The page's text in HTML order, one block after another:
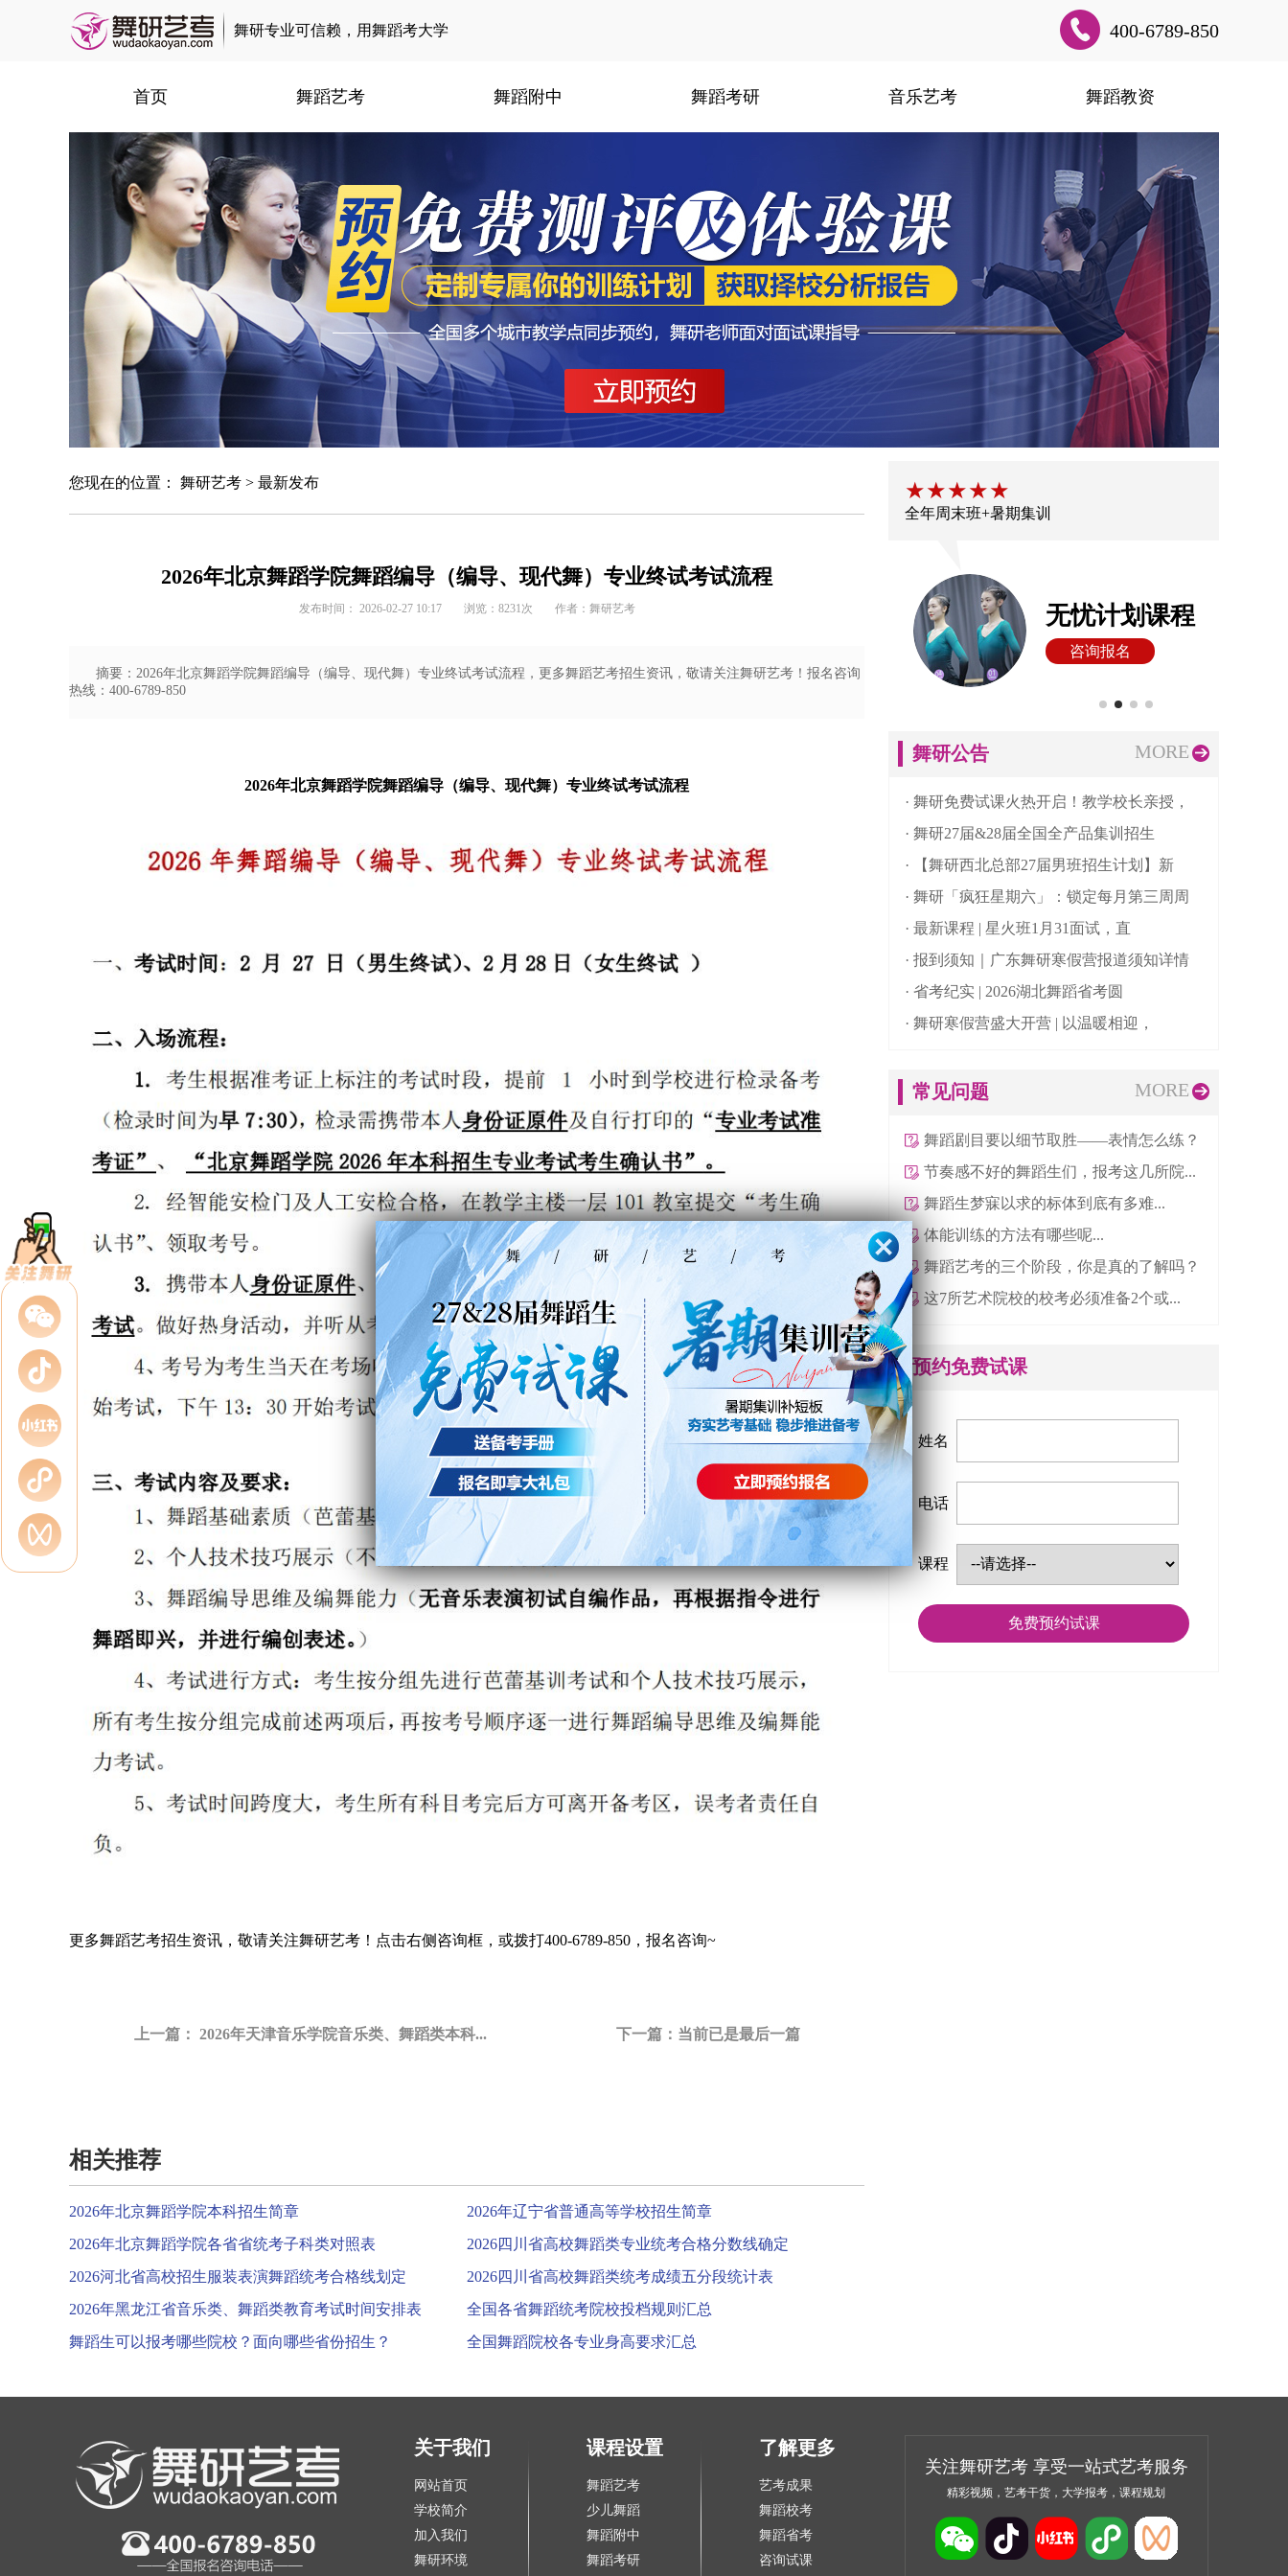
舞研专业可信赖，用舞蹈考大学 400-6789-850
首页 舞蹈艺考 舞蹈附中 舞蹈考研 音乐艺考 舞蹈教资
您现在的位置： 舞研艺考 > 最新发布
2026年北京舞蹈学院舞蹈编导（编导、现代舞）专业终试考试流程
发布时间： 2026-02-27 10:17 浏览： 8231次 作者：舞研艺考
摘要：2026年北京舞蹈学院舞蹈编导（编导、现代舞）专业终试考试流程，更多舞蹈艺考招生资讯，敬请关注舞研艺考！报名咨询
热线：400-6789-850
2026年北京舞蹈学院舞蹈编导（编导、现代舞）专业终试考试流程
更多舞蹈艺考招生资讯，敬请关注舞研艺考 ！点击右侧咨询框，或拨打400-6789-850，报名咨询~
上一篇： 2026年天津音乐学院音乐类、舞蹈类本科... 下一篇： 当前已是最后一篇
相关推荐
2026年北京舞蹈学院本科招生简章
2026年北京舞蹈学院各省省统考子科类对照表
2026河北省高校招生服装表演舞蹈统考合格线划定
2026年黑龙江省音乐类、舞蹈类教育考试时间安排表
舞蹈生可以报考哪些院校？面向哪些省份招生？
2026年辽宁省普通高等学校招生简章
2026四川省高校舞蹈类专业统考合格分数线确定
2026四川省高校舞蹈类统考成绩五分段统计表
全国各省舞蹈统考院校投档规则汇总
全国舞蹈院校各专业身高要求汇总
全年即到即学，根据报到及考学时间确定班
咨询报名
★★★★★
全年周末班+暑期集训
无忧计划课程
咨询报名
舞研公告 MORE
· 舞研免费试课火热开启！教学校长亲授，
· 舞研27届&28届全国全产品集训招生
· 【舞研西北总部27届男班招生计划】新
· 舞研「疯狂星期六」：锁定每月第三周周
· 最新课程 | 星火班1月31面试，直
· 报到须知｜广东舞研寒假营报道须知详情
· 省考纪实 | 2026湖北舞蹈省考圆
· 舞研寒假营盛大开营 | 以温暖相迎，
常见问题 MORE
舞蹈剧目要以细节取胜——表情怎么练？
节奏感不好的舞蹈生们，报考这几所院...
舞蹈生梦寐以求的标体到底有多难...
体能训练的方法有哪些呢...
舞蹈艺考的三个阶段，你是真的了解吗？
这7所艺术院校的校考必须准备2个或...
预约免费试课
姓名
电话
课程
关于我们
网站首页
学校简介
加入我们
舞研环境
课程设置
舞蹈艺考
少儿舞蹈
舞蹈附中
舞蹈考研
了解更多
艺考成果
舞蹈校考
舞蹈省考
咨询试课
关注舞研艺考 享受一站式艺考服务
精彩视频，艺考干货，大学报考，课程规划